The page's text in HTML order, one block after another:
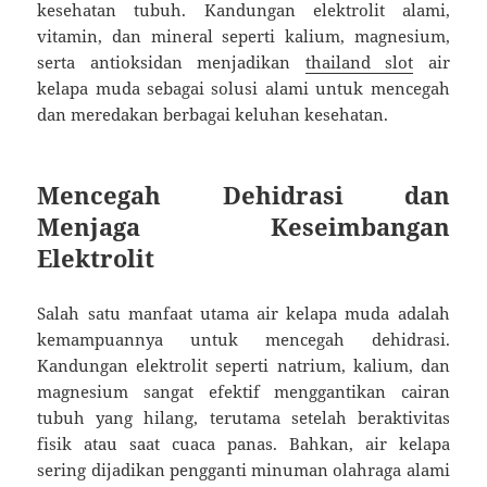
kesehatan tubuh. Kandungan elektrolit alami,
vitamin, dan mineral seperti kalium, magnesium,
serta antioksidan menjadikan thailand slot air
kelapa muda sebagai solusi alami untuk mencegah
dan meredakan berbagai keluhan kesehatan.
Mencegah Dehidrasi dan
Menjaga Keseimbangan
Elektrolit
Salah satu manfaat utama air kelapa muda adalah
kemampuannya untuk mencegah dehidrasi.
Kandungan elektrolit seperti natrium, kalium, dan
magnesium sangat efektif menggantikan cairan
tubuh yang hilang, terutama setelah beraktivitas
fisik atau saat cuaca panas. Bahkan, air kelapa
sering dijadikan pengganti minuman olahraga alami